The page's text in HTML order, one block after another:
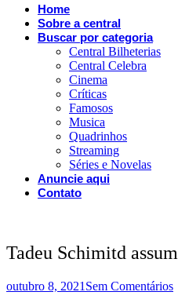
Home
Sobre a central
Buscar por categoria
Central Bilheterias
Central Celebra
Cinema
Críticas
Famosos
Musica
Quadrinhos
Streaming
Séries e Novelas
Anuncie aqui
Contato
Tadeu Schimitd
outubro 8, 2021 Sem Comentários